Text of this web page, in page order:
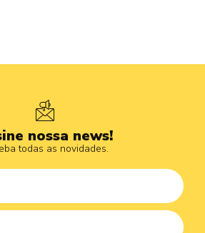
nossa news!
todas as novidades.